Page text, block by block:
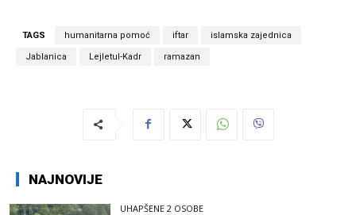
TAGS humanitarna pomoć iftar islamska zajednica
Jablanica Lejletul-Kadr ramazan
NAJNOVIJE
UHAPŠENE 2 OSOBE